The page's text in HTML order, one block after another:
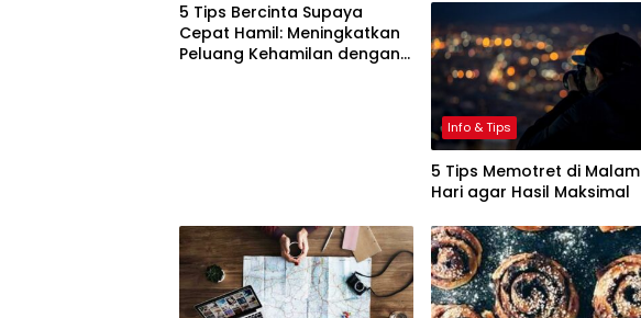
5 Tips Bercinta Supaya
Cepat Hamil: Meningkatkan
Peluang Kehamilan dengan
Info & Tips
5 Tips Memotret di Malam
Hari agar Hasil Maksimal